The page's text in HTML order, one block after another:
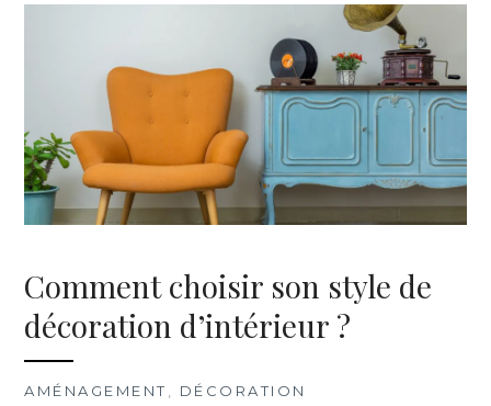
Comment choisir son style de
décoration d’intérieur ?
AMÉNAGEMENT , DÉCORATION